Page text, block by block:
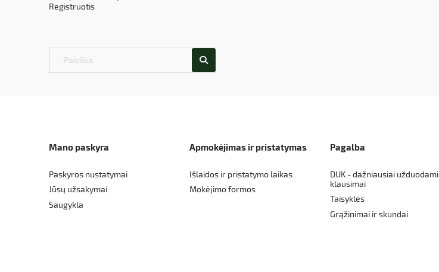
Registruotis
Mano paskyra
Paskyros nustatymai
Jūsų užsakymai
Saugykla
Apmokėjimas ir pristatymas
Išlaidos ir pristatymo laikas
Mokėjimo formos
Pagalba
DUK - dažniausiai užduodami
klausimai
Taisyklės
Grąžinimai ir skundai